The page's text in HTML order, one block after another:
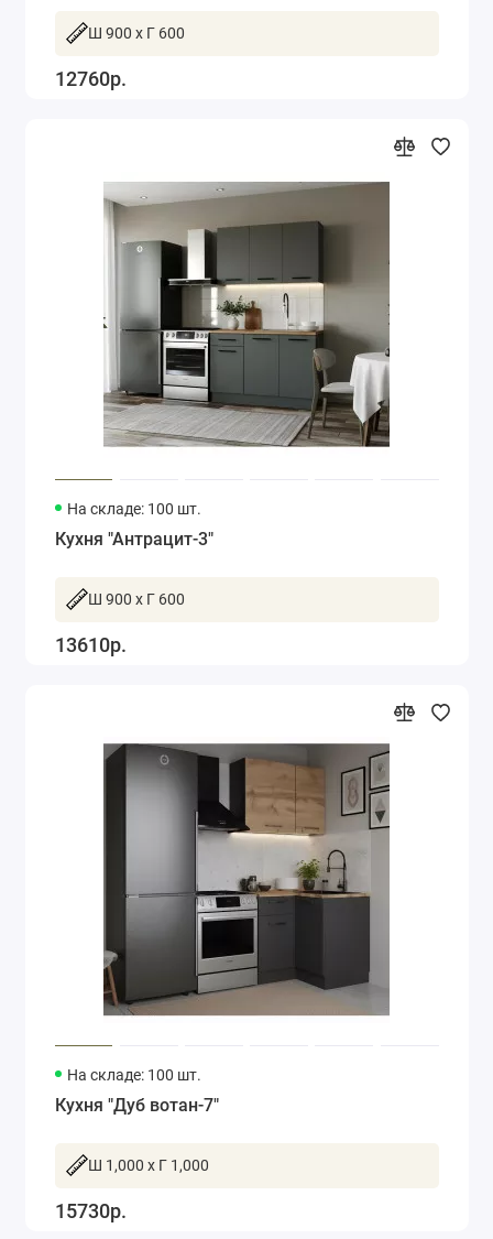
Ш 900 x Г 600
12760р.
На складе: 100 шт.
Кухня "Антрацит-3"
Ш 900 x Г 600
13610р.
На складе: 100 шт.
Кухня "Дуб вотан-7"
Ш 1,000 x Г 1,000
15730р.